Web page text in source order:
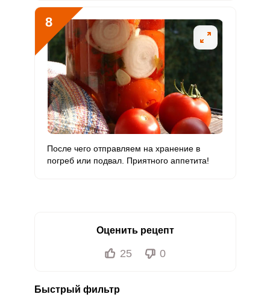
8
После чего отправляем на хранение в
погреб или подвал. Приятного аппетита!
Оценить рецепт
25 0
Быстрый фильтр